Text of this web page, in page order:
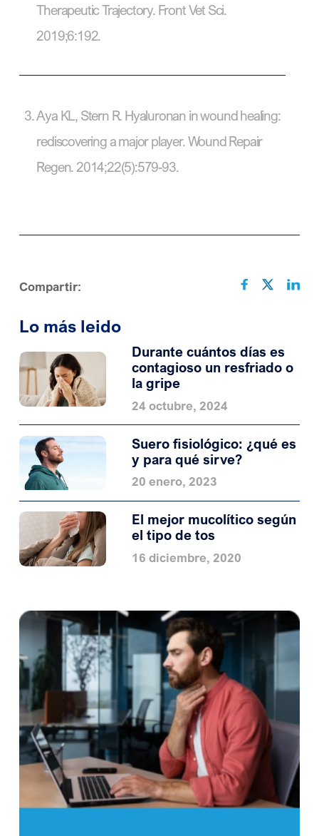
Therapeutic Trajectory. Front Vet Sci.
2019;6:192.
Aya KL, Stern R. Hyaluronan in wound healing:
rediscovering a major player. Wound Repair
Regen. 2014;22(5):579-93.
Compartir:
Lo más leido
Durante cuántos días es
contagioso un resfriado o
la gripe
24 octubre, 2024
Suero fisiológico: ¿qué es
y para qué sirve?
20 enero, 2023
El mejor mucolítico según
el tipo de tos
16 diciembre, 2020